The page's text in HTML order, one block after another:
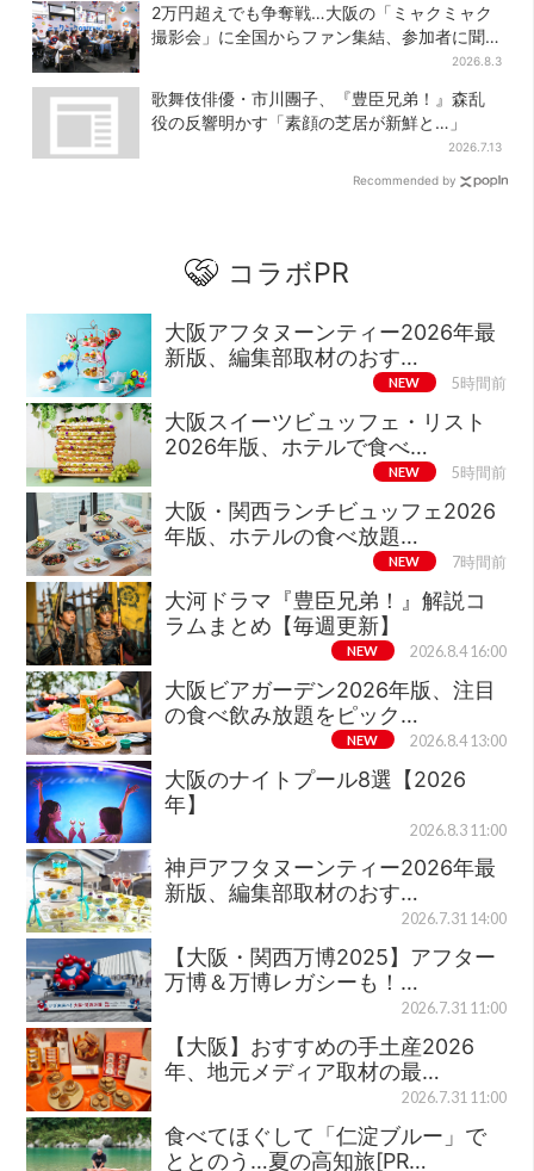
2万円超えでも争奪戦…大阪の「ミャクミャク
撮影会」に全国からファン集結、参加者に聞
2026.8.3
歌舞伎俳優・市川團子、『豊臣兄弟！』森乱
役の反響明かす「素顔の芝居が新鮮と…」
2026.7.13
Recommended by
コラボPR
大阪アフタヌーンティー2026年最
新版、編集部取材のおす…
NEW 5時間前
大阪スイーツビュッフェ・リスト
2026年版、ホテルで食べ…
NEW 5時間前
大阪・関西ランチビュッフェ2026
年版、ホテルの食べ放題…
NEW 7時間前
大河ドラマ『豊臣兄弟！』解説コ
ラムまとめ【毎週更新】
NEW 2026.8.4 16:00
大阪ビアガーデン2026年版、注目
の食べ飲み放題をピック…
NEW 2026.8.4 13:00
大阪のナイトプール8選【2026
年】
2026.8.3 11:00
神戸アフタヌーンティー2026年最
新版、編集部取材のおす…
2026.7.31 14:00
【大阪・関西万博2025】アフター
万博＆万博レガシーも！…
2026.7.31 11:00
【大阪】おすすめの手土産2026
年、地元メディア取材の最…
2026.7.31 11:00
食べてほぐして「仁淀ブルー」で
ととのう…夏の高知旅[PR…